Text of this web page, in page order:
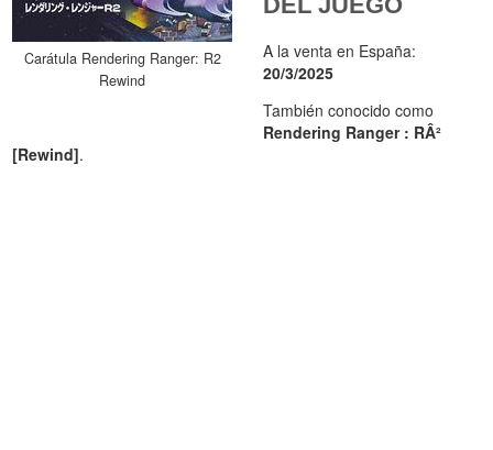
Carátula Rendering Ranger: R2
Rewind
A la venta en España:
20/3/2025
También conocido como
Rendering Ranger : RÂ²
[Rewind].